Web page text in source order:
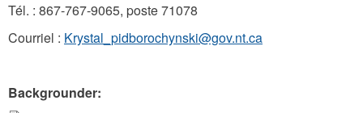
Tél. : 867-767-9065, poste 71078
Courriel : Krystal_pidborochynski@gov.nt.ca
Backgrounder: